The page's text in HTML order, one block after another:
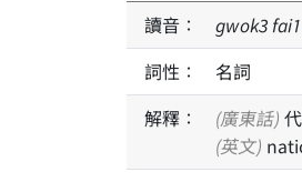
讀音： gwok3fai1
詞性：
名詞
解釋：
(廣東話)
(英文)